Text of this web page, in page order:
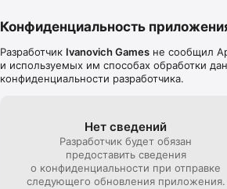
Конфиденциальность
Разработчик Ivanovich Games не сообщил
и используемых им способах обработки
конфиденциальности разработчика.
Нет сведений
Разработчик будет обязан
предоставить сведения
о конфиденциальности при отправке
следующего обновления приложения.